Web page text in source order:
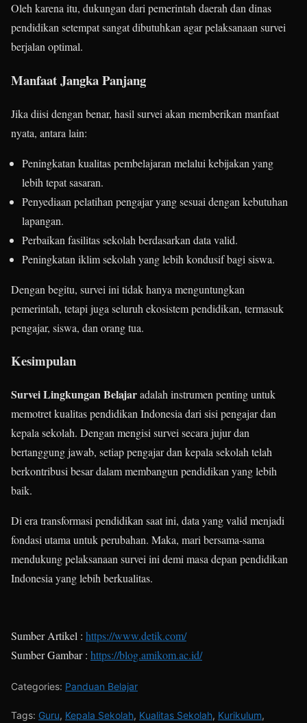
Oleh karena itu, dukungan dari pemerintah daerah dan dinas
pendidikan setempat sangat dibutuhkan agar pelaksanaan survei
berjalan optimal.
Manfaat Jangka Panjang
Jika diisi dengan benar, hasil survei akan memberikan manfaat
nyata, antara lain:
Peningkatan kualitas pembelajaran melalui kebijakan yang
lebih tepat sasaran.
Penyediaan pelatihan pengajar yang sesuai dengan kebutuhan
lapangan.
Perbaikan fasilitas sekolah berdasarkan data valid.
Peningkatan iklim sekolah yang lebih kondusif bagi siswa.
Dengan begitu, survei ini tidak hanya menguntungkan
pemerintah, tetapi juga seluruh ekosistem pendidikan, termasuk
pengajar, siswa, dan orang tua.
Kesimpulan
Survei Lingkungan Belajaradalah instrumen penting untuk
memotret kualitas pendidikan Indonesia dari sisi pengajar dan
kepala sekolah. Dengan mengisi survei secara jujur dan
bertanggung jawab, setiap pengajar dan kepala sekolah telah
berkontribusi besar dalam membangun pendidikan yang lebih
baik.
Di era transformasi pendidikan saat ini, data yang valid menjadi
fondasi utama untuk perubahan. Maka, mari bersama-sama
mendukung pelaksanaan survei ini demi masa depan pendidikan
Indonesia yang lebih berkualitas.
Sumber Artikel : https://www.detik.com/
Sumber Gambar : https://blog.amikom.ac.id/
Categories: Panduan Belajar
Tags: Guru, Kepala Sekolah, Kualitas Sekolah, Kurikulum,